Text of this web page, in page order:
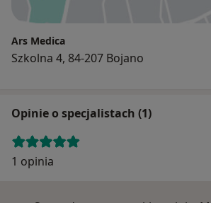
Ars Medica
Szkolna 4, 84-207 Bojano
Opinie o specjalistach (1)
1 opinia